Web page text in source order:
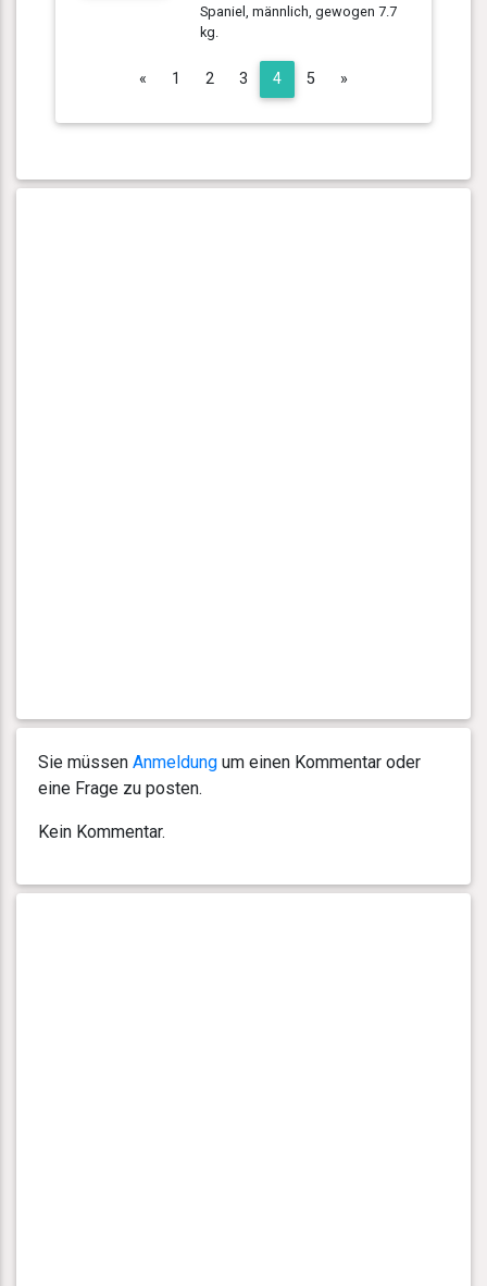
Spaniel, männlich, gewogen 7.7
kg.
« Previous
1 2 3 4 5 »
Sie müssen Anmeldung um einen Kommentar oder
eine Frage zu posten.
Kein Kommentar.